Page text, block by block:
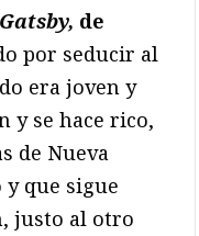
de
por seducir al
era joven y
y se hace rico,
de Nueva
que sigue
justo al otro